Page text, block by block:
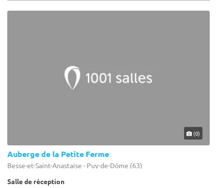
(0)
Auberge de la Petite Ferme
Besse-et-Saint-Anastaise - Puy-de-Dôme (63)
Salle de réception